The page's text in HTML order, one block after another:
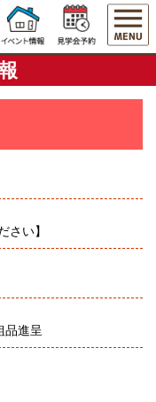
さい】
品進呈